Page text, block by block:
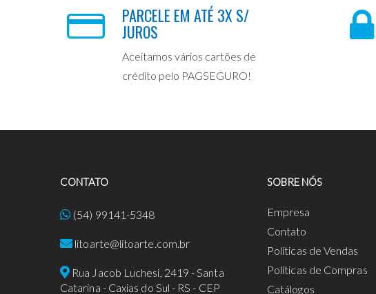
PARCELE EM ATÉ 3X S/
JUROS
Aceitamos vários cartões de
crédito pelo PAGSEGURO!
CONTATO
(54) 99141-5348
litoarte@litoarte.com.br
Rua Jacob Luchesi, 2419 - Santa
Catarina - Caxias do Sul - RS - CEP
SOBRE NÓS
Empresa
Contato
Políticas de Vendas
Políticas de Compras
Catálogos